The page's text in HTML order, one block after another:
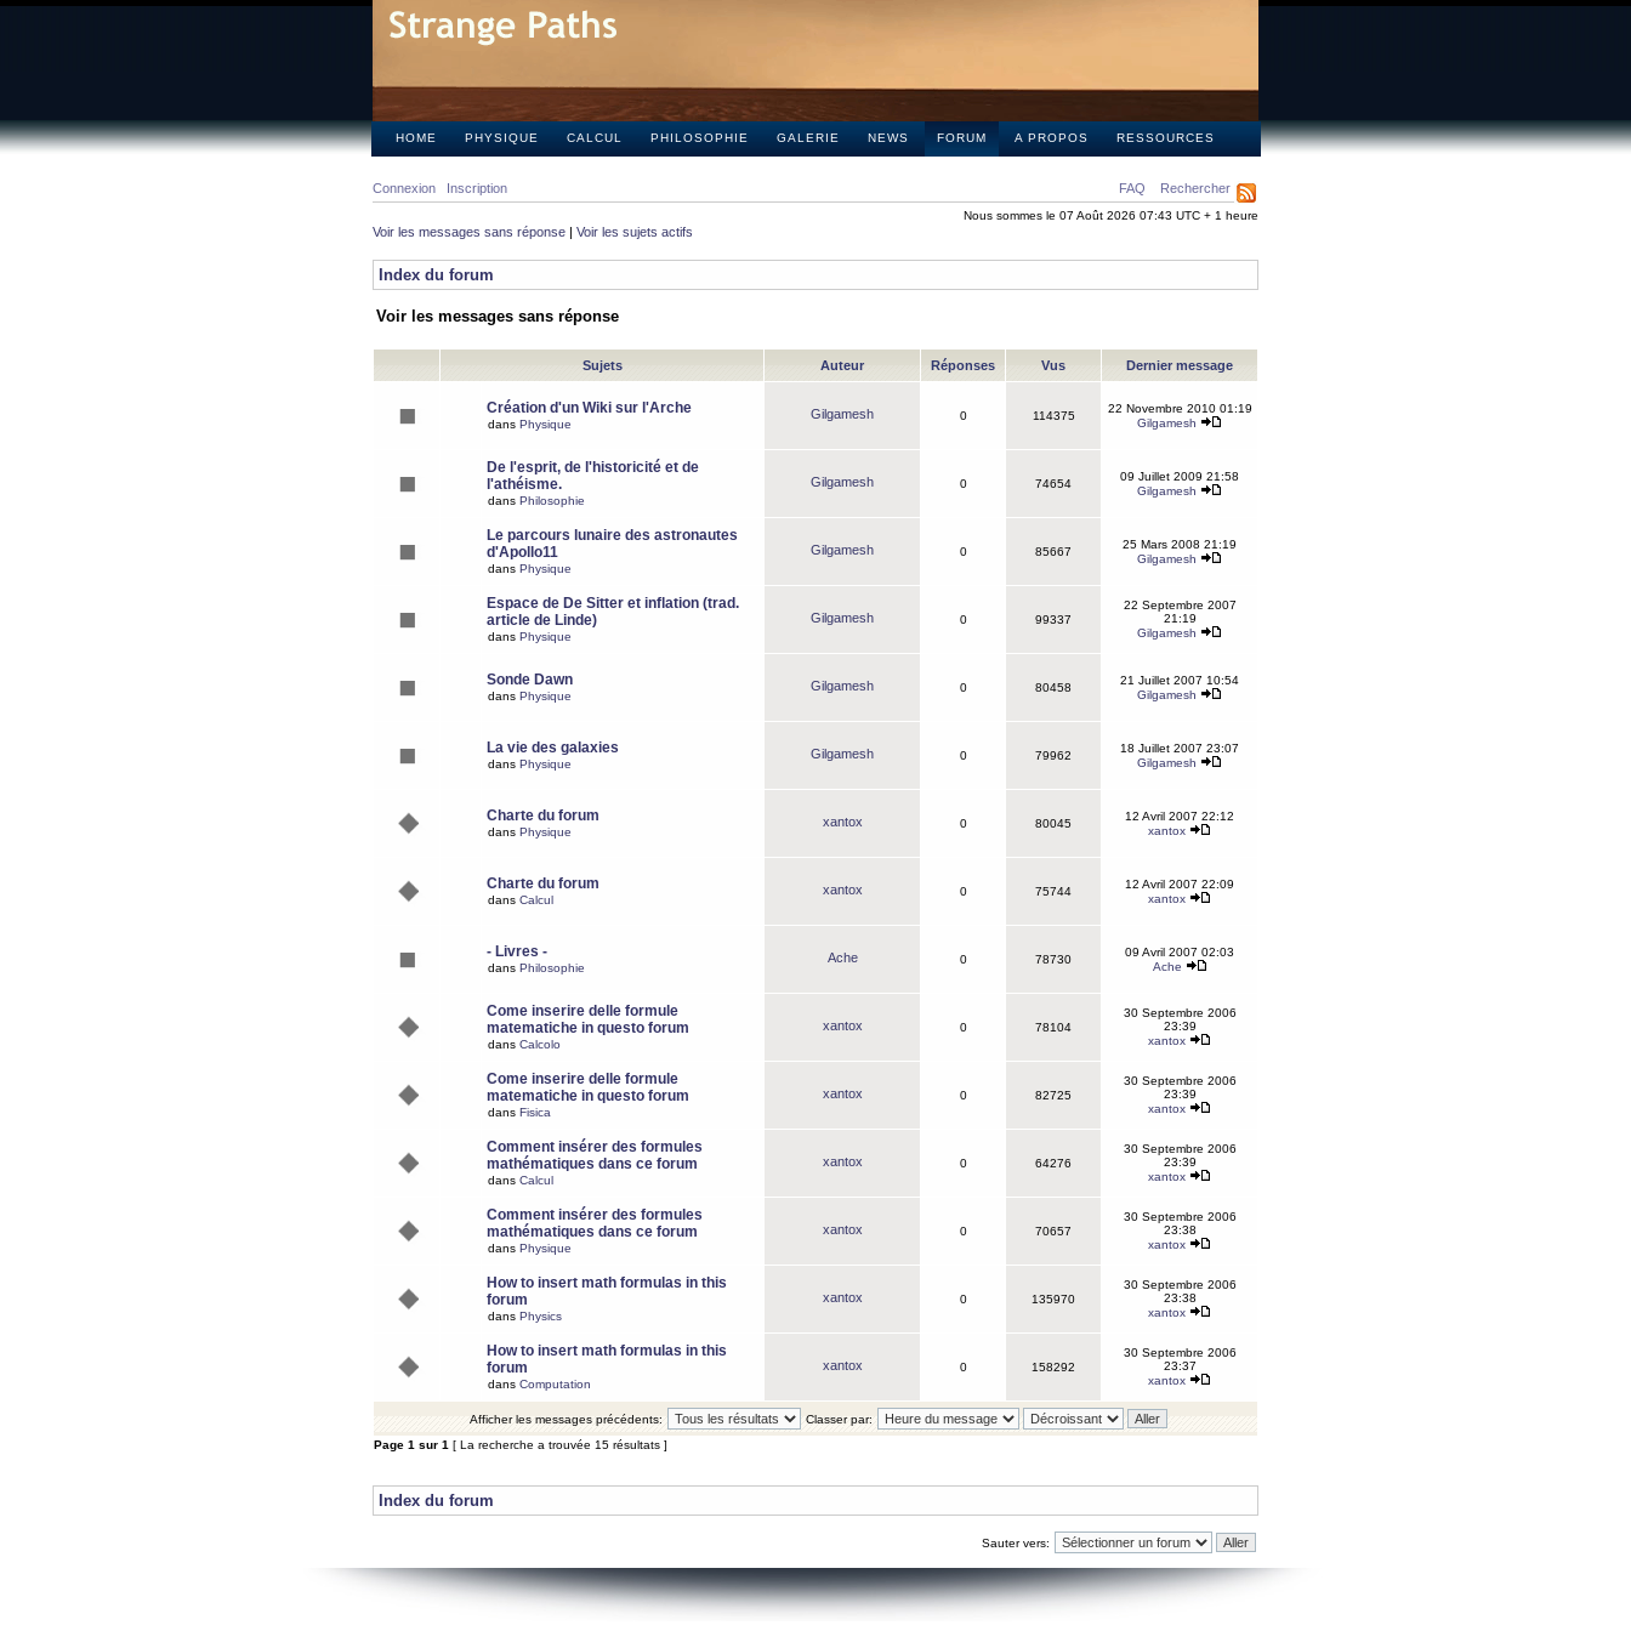
HOME PHYSIQUE CALCUL PHILOSOPHIE GALERIE NEWS FORUM A PROPOS RESSOURCES
FAQ Rechercher
Connexion Inscription
Nous sommes le 07 Août 2026 07:43 UTC + 1 heure
Voir les messages sans réponse | Voir les sujets actifs
Index du forum
Voir les messages sans réponse
Sujets Auteur Réponses Vus Dernier message
Création d'un Wiki sur l'Arche
dans Physique
Gilgamesh 0 114375
22 Novembre 2010 01:19
Gilgamesh
De l'esprit, de l'historicité et de
l'athéisme.
dans Philosophie
Gilgamesh 0 74654
09 Juillet 2009 21:58
Gilgamesh
Le parcours lunaire des astronautes
d'Apollo11
dans Physique
Gilgamesh 0 85667
25 Mars 2008 21:19
Gilgamesh
Espace de De Sitter et inflation (trad.
article de Linde)
dans Physique
Gilgamesh 0 99337
22 Septembre 2007
21:19
Gilgamesh
Sonde Dawn
dans Physique
Gilgamesh 0 80458
21 Juillet 2007 10:54
Gilgamesh
La vie des galaxies
dans Physique
Gilgamesh 0 79962
18 Juillet 2007 23:07
Gilgamesh
Charte du forum
dans Physique
xantox 0 80045
12 Avril 2007 22:12
xantox
Charte du forum
dans Calcul
xantox 0 75744
12 Avril 2007 22:09
xantox
- Livres -
dans Philosophie
Ache 0 78730
09 Avril 2007 02:03
Ache
Come inserire delle formule
matematiche in questo forum
dans Calcolo
xantox 0 78104
30 Septembre 2006
23:39
xantox
Come inserire delle formule
matematiche in questo forum
dans Fisica
xantox 0 82725
30 Septembre 2006
23:39
xantox
Comment insérer des formules
mathématiques dans ce forum
dans Calcul
xantox 0 64276
30 Septembre 2006
23:39
xantox
Comment insérer des formules
mathématiques dans ce forum
dans Physique
xantox 0 70657
30 Septembre 2006
23:38
xantox
How to insert math formulas in this
forum
dans Physics
xantox 0 135970
30 Septembre 2006
23:38
xantox
How to insert math formulas in this
forum
dans Computation
xantox 0 158292
30 Septembre 2006
23:37
xantox
Afficher les messages précédents:
Classer par:
Page 1 sur 1 [ La recherche a trouvée 15 résultats ]
Index du forum
Sauter vers: